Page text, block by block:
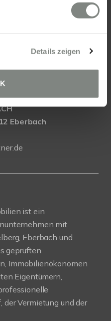
Details zeigen
Eberbach
ist ein
mit
Eberbach und
geprüften
Immobilienökonomen
Eigentümern,
der Vermietung und der